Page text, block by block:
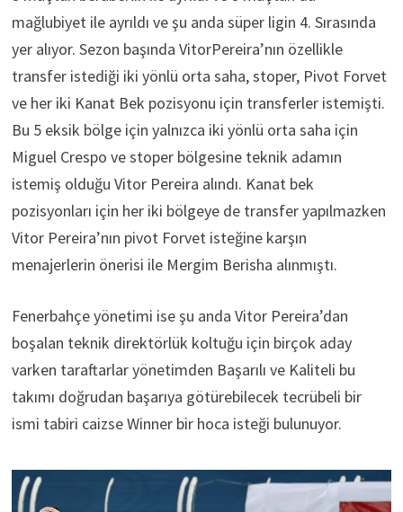
mağlubiyet ile ayrıldı ve şu anda süper ligin 4. Sırasında
yer alıyor. Sezon başında VitorPereira’nın özellikle
transfer istediği iki yönlü orta saha, stoper, Pivot Forvet
ve her iki Kanat Bek pozisyonu için transferler istemişti.
Bu 5 eksik bölge için yalnızca iki yönlü orta saha için
Miguel Crespo ve stoper bölgesine teknik adamın
istemiş olduğu Vitor Pereira alındı. Kanat bek
pozisyonları için her iki bölgeye de transfer yapılmazken
Vitor Pereira’nın pivot Forvet isteğine karşın
menajerlerin önerisi ile Mergim Berisha alınmıştı.
Fenerbahçe yönetimi ise şu anda Vitor Pereira’dan
boşalan teknik direktörlük koltuğu için birçok aday
varken taraftarlar yönetimden Başarılı ve Kaliteli bu
takımı doğrudan başarıya götürebilecek tecrübeli bir
ismi tabiri caizse Winner bir hoca isteği bulunuyor.